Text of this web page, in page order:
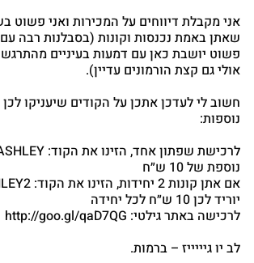
אני מקבלת דיווחים על המכירות ואני פשוט
שאתן באמת נכנסות וקונות (בסבלנות רבה עם
פשוט יושבת כאן עם דמעות בעיניים
אולי גם קצת הורמונים עדיין).
חשוב לי לעדכן אתכן על הקודים שיעניקו
נוספות:
נוספת של 10 ש״ח
יוריד לכן 10 ש״ח לכל יחידה
לרכישה באתר גילטי: http://goo.gl/qaD7QG
לב יו גיייייז – ברמות.